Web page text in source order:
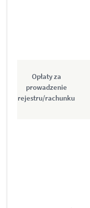
Opłaty za
prowadzenie
rejestru/rachunku